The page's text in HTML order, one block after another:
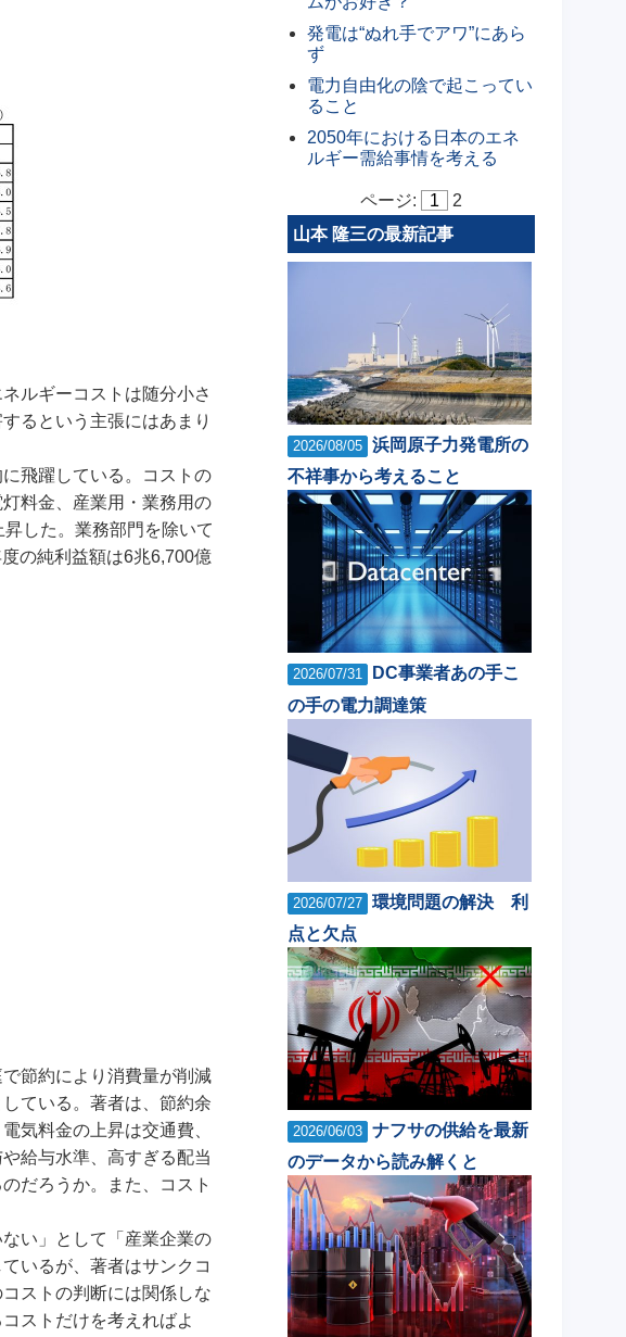
ルギーコストは随分小さ
るという主張にはあまり
飛躍している。コストの
料金、産業用・業務用の
した。業務部門を除いて
の純利益額は6兆6,700億
節約により消費量が削減
ている。著者は、節約余
気料金の上昇は交通費、
給与水準、高すぎる配当
だろうか。また、コスト
い」として「産業企業の
いるが、著者はサンクコ
ストの判断には関係しな
ストだけを考えればよ
発電は“ぬれ手でアワ”にあら
ず
電力自由化の陰で起こってい
ること
2050年における日本のエネ
ルギー需給事情を考える
ページ: 1
2
山本 隆三の最新記事
2026/08/05 浜岡原子力発電所の
不祥事から考えること
2026/07/31
DC事業者あの手こ
の手の電力調達策
2026/07/27 環境問題の解決 利
点と欠点
2026/06/03 ナフサの供給を最新
のデータから読み解くと